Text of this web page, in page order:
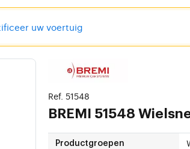
uw voertuig
Ref. 51548
BREMI 51548
Productgroepen